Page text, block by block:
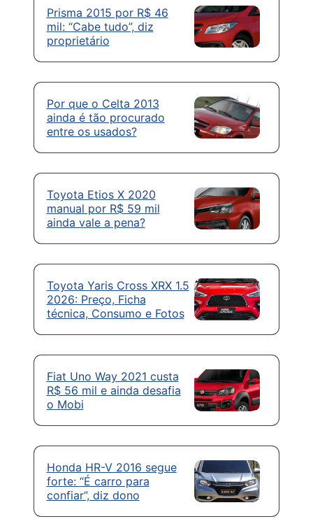
Prisma 2015 por R$ 46
mil: “Cabe tudo”, diz
proprietário
Por que o Celta 2013
ainda é tão procurado
entre os usados?
Toyota Etios X 2020
manual por R$ 59 mil
ainda vale a pena?
Toyota Yaris Cross XRX 1.5
2026: Preço, Ficha
técnica, Consumo e Fotos
Fiat Uno Way 2021 custa
R$ 56 mil e ainda desafia
o Mobi
Honda HR-V 2016 segue
forte: “É carro para
confiar”, diz dono